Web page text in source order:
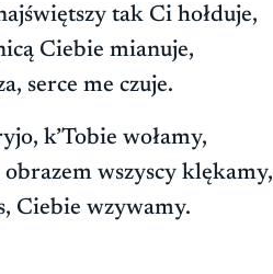
tak Ci hołduje,
Ciebie mianuje,
serce me czuje.
k’Tobie wołamy,
wszyscy klękamy,
Ciebie wzywamy.